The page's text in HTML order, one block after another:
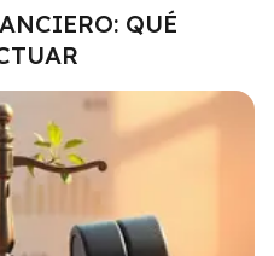
QUÉ